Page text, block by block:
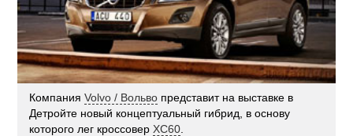
КомпанияVolvo / Вольво представит на выставке в
Детройте новый концептуальный гибрид, в основу
которого лег кроссовер XC60